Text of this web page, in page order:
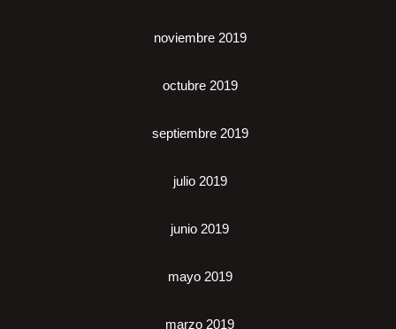
noviembre 2019
octubre 2019
septiembre 2019
julio 2019
junio 2019
mayo 2019
marzo 2019